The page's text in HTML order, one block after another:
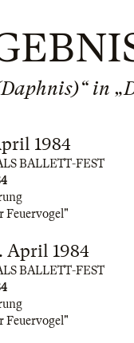
in
1984
BALLETT-FEST
Feuervogel"
April 1984
BALLETT-FEST
Feuervogel"